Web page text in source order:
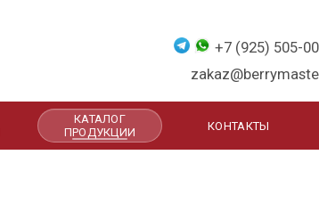
+7 (925) 505-
КАТАЛОГ
ПРОДУКЦИИ
КОНТАКТЫ